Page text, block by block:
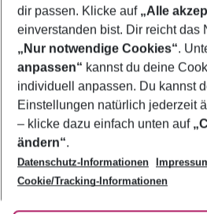
Footer
Footer navigation
Über uns
AGB
Bestpreisgarantie
Cookie-Einstellungen ändern
Cookie-Richtlinie
Agenturbetreuung
Barrierefreies Reisen
Folge uns
dir passen. Klicke auf „Alle
einverstanden bist. Dir reicht das
„Nur notwendige Cookies“.
anpassen“ kannst du deine
individuell anpassen. Du kannst
Einstellungen natürlich jederzeit
– klicke dazu einfach unten auf
ändern“.
Datenschutz-Informationen
Cookie/Tracking-Informationen